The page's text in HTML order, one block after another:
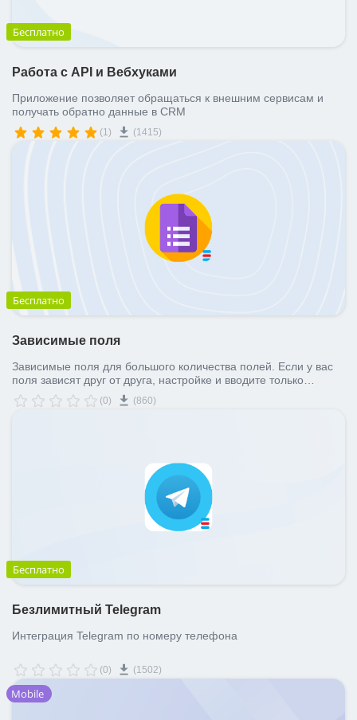
Бесплатно
Работа с API и Вебхуками
Приложение позволяет обращаться к внешним сервисам и
получать обратно данные в CRM
(1) (1415)
Бесплатно
Зависимые поля
Зависимые поля для большого количества полей. Если у вас
поля зависят друг от друга, настройке и вводите только
необходимые данные.
(0) (860)
Бесплатно
Безлимитный Telegram
Интеграция Telegram по номеру телефона
(0) (1502)
Mobile